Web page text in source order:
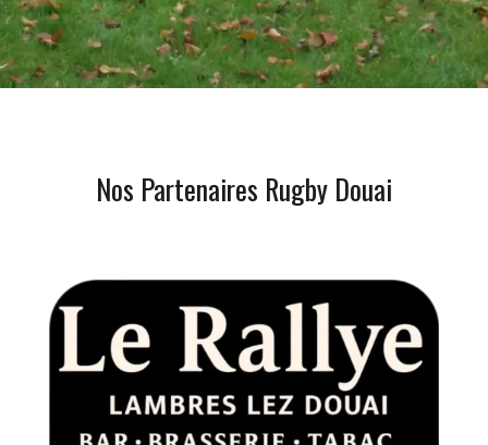
Nos Partenaires Rugby Douai